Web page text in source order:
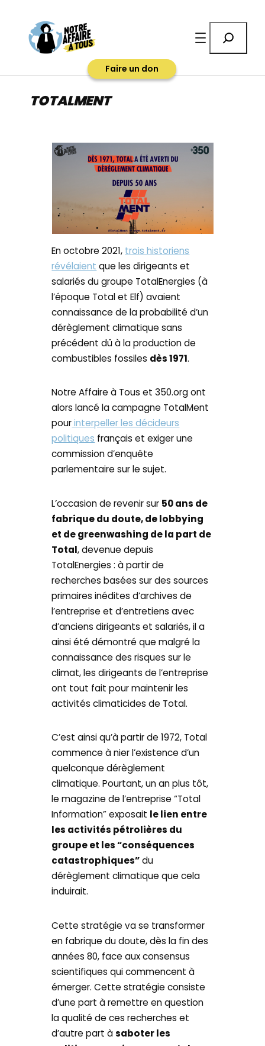
contenu
Faire un don
TOTALMENT
En octobre 2021, trois historiens
révélaient que les dirigeants et
salariés du groupe TotalEnergies (à
l’époque Total et Elf) avaient
connaissance de la probabilité d’un
dérèglement climatique sans
précédent dû à la production de
combustibles fossiles dès 1971.
Notre Affaire à Tous et 350.org ont
alors lancé la campagne TotalMent
pourinterpeller les décideurs
politiques français et exiger une
commission d’enquête
parlementaire sur le sujet.
L’occasion de revenir sur 50 ans de
fabrique du doute, de lobbying
et de greenwashing de la part de
Total, devenue depuis
TotalEnergies : à partir de
recherches basées sur des sources
primaires inédites d’archives de
l’entreprise et d’entretiens avec
d’anciens dirigeants et salariés, il a
ainsi été démontré que malgré la
connaissance des risques sur le
climat, les dirigeants de l’entreprise
ont tout fait pour maintenir les
activités climaticides de Total.
C’est ainsi qu’à partir de 1972, Total
commence à nier l’existence d’un
quelconque dérèglement
climatique. Pourtant, un an plus tôt,
le magazine de l’entreprise “Total
Information” exposait le lien entre
les activités pétrolières du
groupe et les “conséquences
catastrophiques”du
dérèglement climatique que cela
induirait.
Cette stratégie va se transformer
en fabrique du doute, dès la fin des
années 80, face aux consensus
scientifiques qui commencent à
émerger. Cette stratégie consiste
d’une part à remettre en question
la qualité de ces recherches et
d’autre part àsaboter les